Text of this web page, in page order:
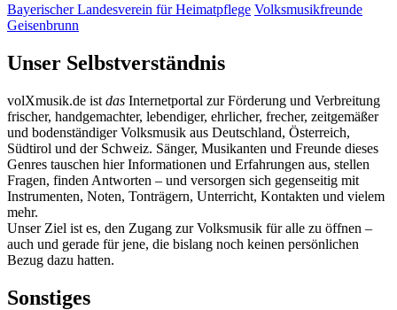
Bayerischer Landesverein für Heimatpflege Volksmusikfreunde
Geisenbrunn
Unser Selbstverständnis
volXmusik.de ist das Internetportal zur Förderung und Verbreitung
frischer, handgemachter, lebendiger, ehrlicher, frecher, zeitgemäßer
und bodenständiger Volksmusik aus Deutschland, Österreich,
Südtirol und der Schweiz. Sänger, Musikanten und Freunde dieses
Genres tauschen hier Informationen und Erfahrungen aus, stellen
Fragen, finden Antworten – und versorgen sich gegenseitig mit
Instrumenten, Noten, Tonträgern, Unterricht, Kontakten und vielem
mehr.
Unser Ziel ist es, den Zugang zur Volksmusik für alle zu öffnen –
auch und gerade für jene, die bislang noch keinen persönlichen
Bezug dazu hatten.
Sonstiges